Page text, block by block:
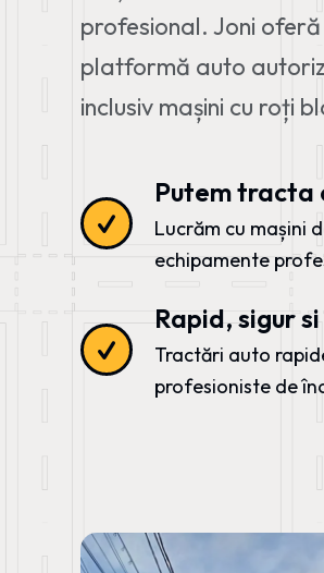
profesional. Joni
platformă auto
inclusiv mașini cu roți
Putem tracta
Lucrăm cu mașini
echipamente
Rapid, sigur
Tractări auto
profesioniste de